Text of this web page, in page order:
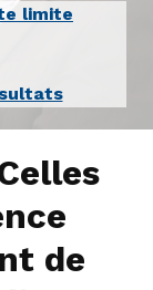
limite
de